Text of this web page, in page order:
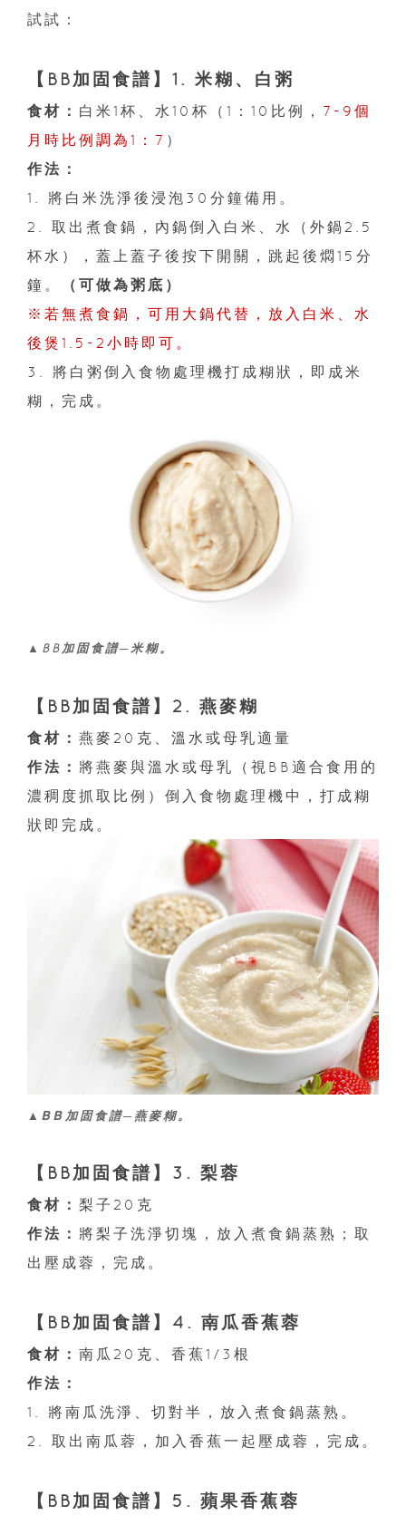
試試：
【BB加固食譜】1. 米糊、白粥
食材： 白米1杯、水10杯（1：10比例， 7-9個
月時比例調為1：7 ）
作法：
1. 將白米洗淨後浸泡30分鐘備用。
2. 取出煮食鍋，內鍋倒入白米、水（外鍋2.5
杯水），蓋上蓋子後按下開關，跳起後燜15分
鐘。
（ 可做為粥底 ）
※若無煮食鍋，可用大鍋代替，放入白米、水
後煲1.5-2小時即可。
3. 將白粥倒入食物處理機打成糊狀，即成米
糊，完成。
▲BB加固食譜─米糊。
【BB加固食譜】2. 燕麥糊
食材： 燕麥20克、溫水或母乳適量
作法： 將燕麥與溫水或母乳（視BB適合食用的
濃稠度抓取比例）倒入食物處理機中，打成糊
狀即完成。
▲BB加固食譜─燕麥糊。
【BB加固食譜】3. 梨蓉
食材： 梨子20克
作法： 將梨子洗淨切塊，放入煮食鍋蒸熟；取
出壓成蓉，完成。
【BB加固食譜】4. 南瓜香蕉蓉
食材： 南瓜20克、香蕉1/3根
作法：
1. 將南瓜洗淨、切對半，放入煮食鍋蒸熟。
2. 取出南瓜蓉，加入香蕉一起壓成蓉，完成。
【BB加固食譜】5. 蘋果香蕉蓉